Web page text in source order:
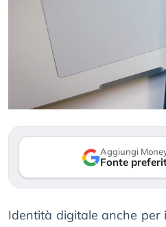
Aggiungi
Fonte
Identità digitale anche per